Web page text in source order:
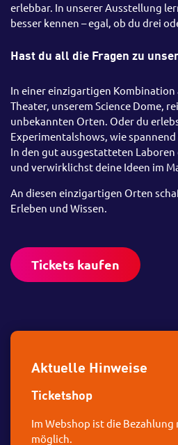
erlebbar. In unserer Ausstellung
besser kennen – egal, ob du drei
Hast du all die Fragen zu
In einer einzigartigen Kombination
Theater, unserem Science Dome,
unbekannten Orten. Oder du
Experimentalshows, wie
In den gut ausgestatteten
und verwirklichst deine Ideen im
An diesen einzigartigen Orten
Erleben und Wissen.
Tickets kaufen
Aktuelle Hinweise
Ticketshop
Im Webshop ist die Bezahlung
möglich.